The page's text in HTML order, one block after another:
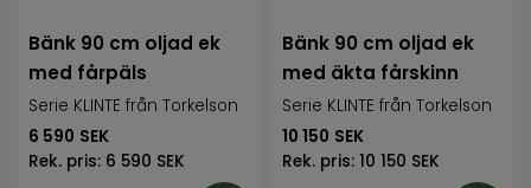
Bänk 90 cm oljad ek
med fårpäls
Serie KLINTE från Torkelson
6 590 SEK
Rek. pris: 6 590 SEK
Bänk 90 cm oljad ek
med äkta fårskinn
Serie KLINTE från Torkelson
10 150 SEK
Rek. pris: 10 150 SEK